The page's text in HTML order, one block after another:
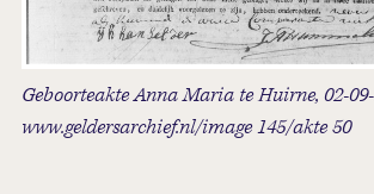
Geboorteakte Anna Maria te Huirne, 02-
www.geldersarchief.nl/image 145/akte 50